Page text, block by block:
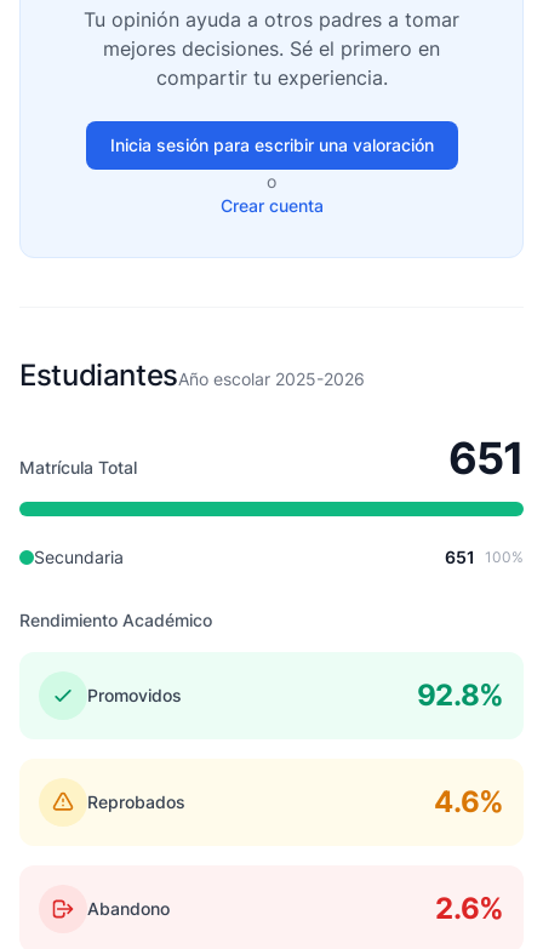
Tu opinión ayuda a otros padres a tomar
mejores decisiones. Sé el primero en
compartir tu experiencia.
Inicia sesión para escribir una valoración
o
Crear cuenta
EstudiantesAño escolar 2025-2026
Matrícula Total 651
Secundaria 651 100%
Rendimiento Académico
Promovidos 92.8%
Reprobados 4.6%
Abandono 2.6%